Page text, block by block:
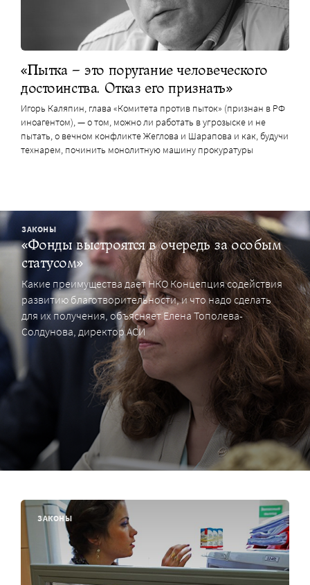
«Пытка – это поругание человеческого
достоинства. Отказ его признать»
Игорь Каляпин, глава «Комитета против пыток» (признан в РФ
иноагентом), — о том, можно ли работать в угрозыске и не
пытать, о вечном конфликте Жеглова и Шарапова и как, будучи
технарем, починить монолитную машину прокуратуры
ЗАКОНЫ
«Фонды выстроятся в очередь за особым
статусом»
Какие преимущества дает НКО Концепция содействия
развитию благотворительности, и что надо сделать
для их получения, объясняет Елена Тополева-
Солдунова, директор АСИ
ЗАКОНЫ